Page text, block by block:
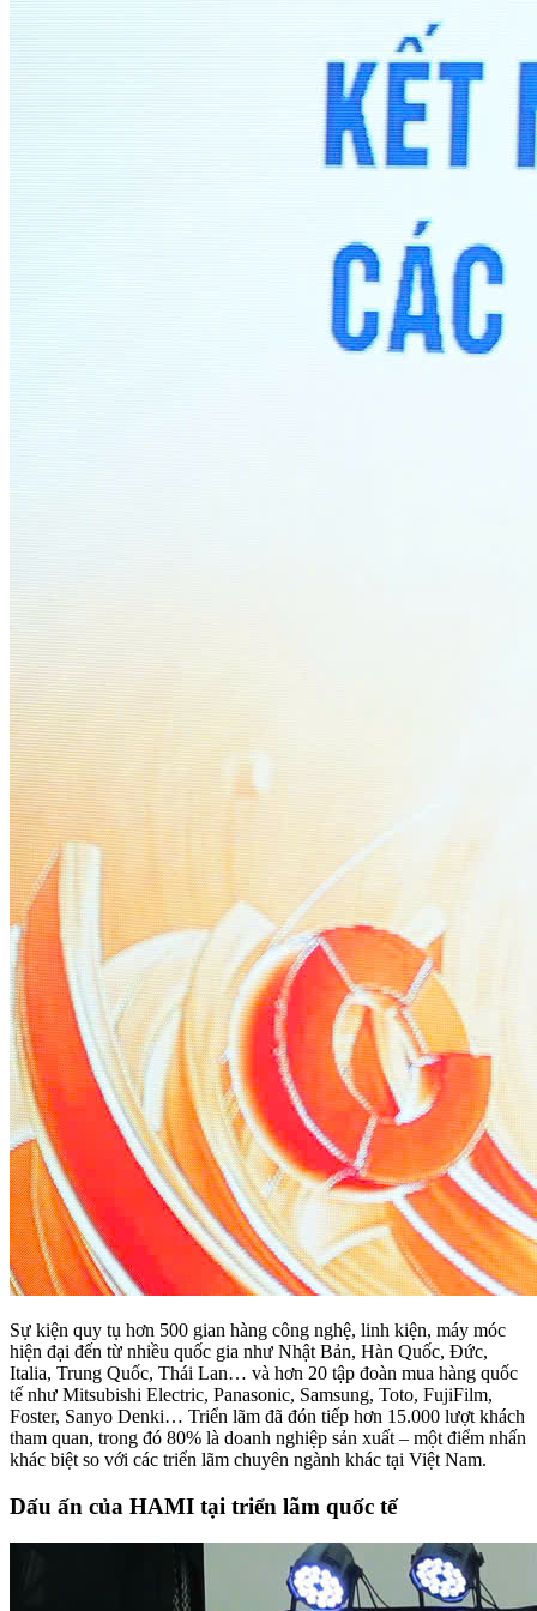
Sự kiện quy tụ hơn 500 gian hàng công nghệ, linh kiện, máy móc
hiện đại đến từ nhiều quốc gia như Nhật Bản, Hàn Quốc, Đức,
Italia, Trung Quốc, Thái Lan… và hơn 20 tập đoàn mua hàng quốc
tế như Mitsubishi Electric, Panasonic, Samsung, Toto, FujiFilm,
Foster, Sanyo Denki… Triển lãm đã đón tiếp hơn 15.000 lượt khách
tham quan, trong đó 80% là doanh nghiệp sản xuất – một điểm nhấn
khác biệt so với các triển lãm chuyên ngành khác tại Việt Nam.
Dấu ấn của HAMI tại triển lãm quốc tế